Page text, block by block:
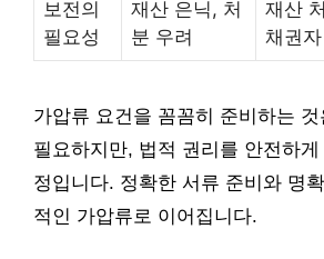
보전의
필요성
재산 은닉, 처
분 우려
재산
채권
가압류 요건을 꼼꼼히 준비하는
필요하지만, 법적 권리를 안전하
정입니다. 정확한 서류 준비와 명
적인 가압류로 이어집니다.